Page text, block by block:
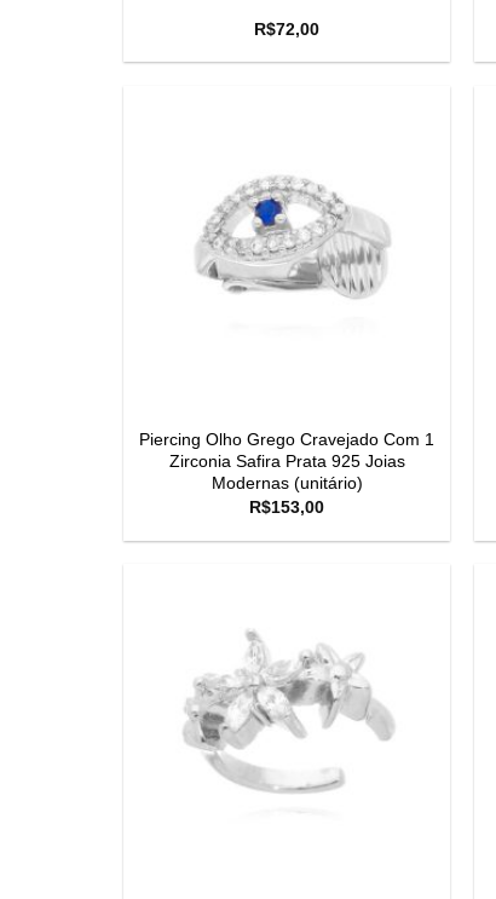
R$72,00
Piercing Olho Grego Cravejado Com 1
Zirconia Safira Prata 925 Joias
Modernas (unitário)
R$153,00